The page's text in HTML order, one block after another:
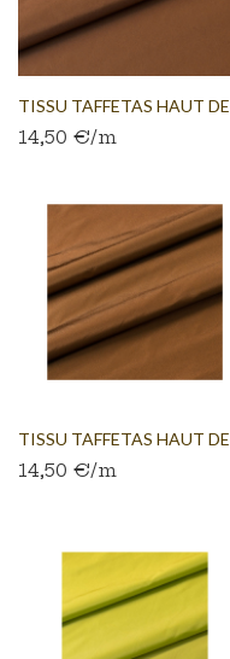
TISSU TAFFETAS HAUT
14,50 €/m
TISSU TAFFETAS HAUT
14,50 €/m